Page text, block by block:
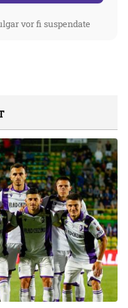
vor fi suspendate